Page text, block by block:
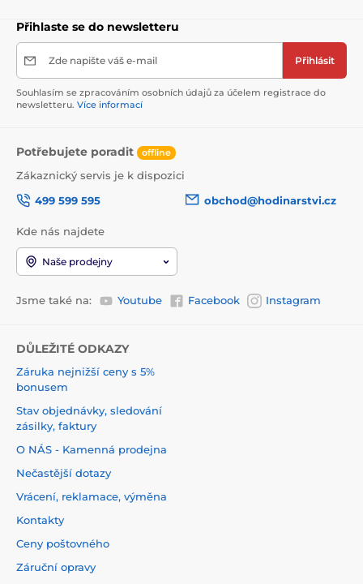
Přihlaste se do newsletteru
Zde napište váš e-mail Přihlásit
Souhlasím se zpracováním osobních údajů za účelem registrace do
newsletteru. Více informací
Potřebujete poradit offline
Zákaznický servis je k dispozici
499 599 595
obchod@hodinarstvi.cz
Kde nás najdete
Naše prodejny
Jsme také na: Youtube Facebook Instagram
DŮLEŽITÉ ODKAZY
Záruka nejnižší ceny s 5%
bonusem
Stav objednávky, sledování
zásilky, faktury
O NÁS - Kamenná prodejna
Nečastější dotazy
Vrácení, reklamace, výměna
Kontakty
Ceny poštovného
Záruční opravy